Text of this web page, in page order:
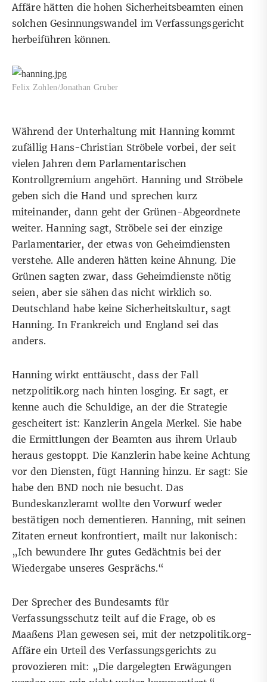
Affäre hätten die hohen Sicherheitsbeamten einen
solchen Gesinnungswandel im Verfassungsgericht
herbeiführen können.
Felix Zohlen/Jonathan Gruber
Während der Unterhaltung mit Hanning kommt
zufällig Hans-Christian Ströbele vorbei, der seit
vielen Jahren dem Parlamentarischen
Kontrollgremium angehört. Hanning und Ströbele
geben sich die Hand und sprechen kurz
miteinander, dann geht der Grünen-Abgeordnete
weiter. Hanning sagt, Ströbele sei der einzige
Parlamentarier, der etwas von Geheimdiensten
verstehe. Alle anderen hätten keine Ahnung. Die
Grünen sagten zwar, dass Geheimdienste nötig
seien, aber sie sähen das nicht wirklich so.
Deutschland habe keine Sicherheitskultur, sagt
Hanning. In Frankreich und England sei das
anders.
Hanning wirkt enttäuscht, dass der Fall
netzpolitik.org nach hinten losging. Er sagt, er
kenne auch die Schuldige, an der die Strategie
gescheitert ist: Kanzlerin Angela Merkel. Sie habe
die Ermittlungen der Beamten aus ihrem Urlaub
heraus gestoppt. Die Kanzlerin habe keine Achtung
vor den Diensten, fügt Hanning hinzu. Er sagt: Sie
habe den BND noch nie besucht. Das
Bundeskanzleramt wollte den Vorwurf weder
bestätigen noch dementieren. Hanning, mit seinen
Zitaten erneut konfrontiert, mailt nur lakonisch:
„Ich bewundere Ihr gutes Gedächtnis bei der
Wiedergabe unseres Gesprächs.“
Der Sprecher des Bundesamts für
Verfassungsschutz teilt auf die Frage, ob es
Maaßens Plan gewesen sei, mit der netzpolitik.org-
Affäre ein Urteil des Verfassungsgerichts zu
provozieren mit: „Die dargelegten Erwägungen